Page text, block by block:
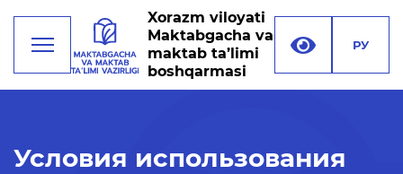
Xorazm viloyati
Maktabgacha va
maktab ta’limi
boshqarmasi
РУ
Условия использования